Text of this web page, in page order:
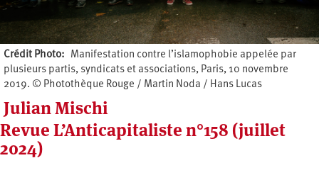
Crédit Photo
Manifestation contre l’islamophobie appelée par
plusieurs partis, syndicats et associations, Paris, 10 novembre
2019. © Photothèque Rouge / Martin Noda / Hans Lucas
Julian Mischi
Revue L’Anticapitaliste n°158 (juillet
2024)